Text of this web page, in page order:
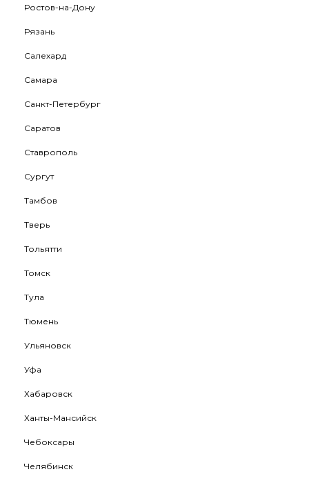
Ростов-на-Дону
Рязань
Салехард
Самара
Санкт-Петербург
Саратов
Ставрополь
Сургут
Тамбов
Тверь
Тольятти
Томск
Тула
Тюмень
Ульяновск
Уфа
Хабаровск
Ханты-Мансийск
Чебоксары
Челябинск